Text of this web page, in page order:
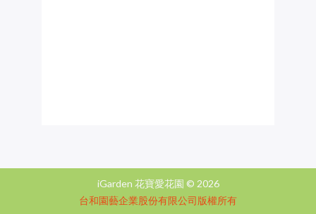
iGarden 花寶愛花園 © 2026
台和園藝企業股份有限公司版權所有